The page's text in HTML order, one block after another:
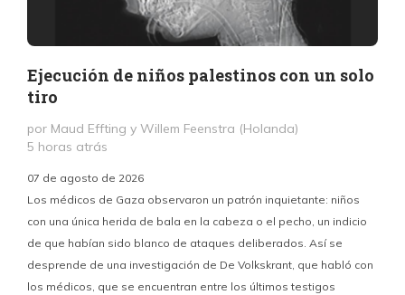
Ejecución de niños palestinos con un solo
tiro
por Maud Effting y Willem Feenstra (Holanda)
5 horas atrás
07 de agosto de 2026
Los médicos de Gaza observaron un patrón inquietante: niños
con una única herida de bala en la cabeza o el pecho, un indicio
de que habían sido blanco de ataques deliberados. Así se
desprende de una investigación de De Volkskrant, que habló con
los médicos, que se encuentran entre los últimos testigos